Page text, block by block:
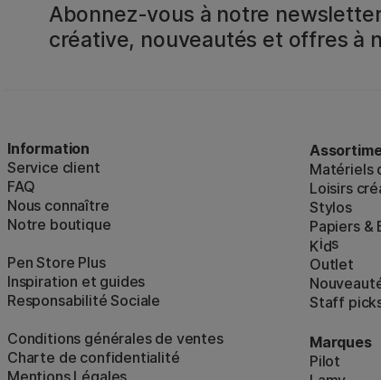
Abonnez-vous à notre
créative, nouveautés et offres à
Information
Service client
FAQ
Nous connaître
Notre boutique
Pen Store Plus
Inspiration et guides
Responsabilité Sociale
Conditions générales de ventes
Charte de confidentialité
Mentions Légales
Matériels
Loisirs
Stylos
Papiers &
Kids
Outlet
Staff
Marques
Pilot